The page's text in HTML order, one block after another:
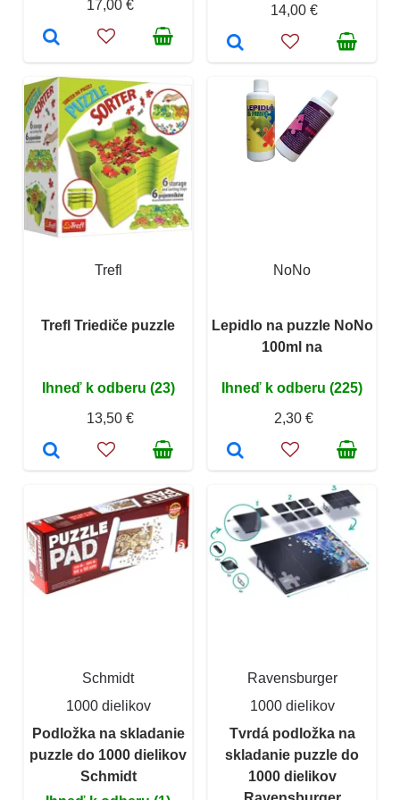
17,00 € 14,00 €
Trefl
Trefl Triediče puzzle
Ihneď k odberu (23)
13,50 €
NoNo
Lepidlo na puzzle NoNo
100ml na
Ihneď k odberu (225)
2,30 €
Schmidt
1000 dielikov
Podložka na skladanie
puzzle do 1000 dielikov
Schmidt
Ravensburger
1000 dielikov
Tvrdá podložka na
skladanie puzzle do
1000 dielikov